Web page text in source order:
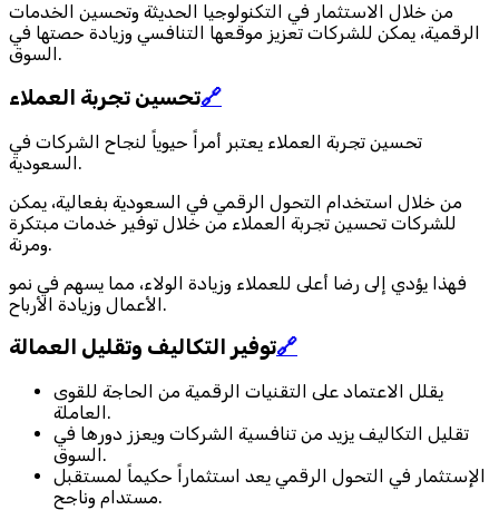
من خلال الاستثمار في التكنولوجيا الحديثة وتحسين الخدمات
الرقمية، يمكن للشركات تعزيز موقعها التنافسي وزيادة حصتها في
السوق.
تحسين تجربة العملاء🔗
تحسين تجربة العملاء يعتبر أمراً حيوياً لنجاح الشركات في
السعودية.
من خلال استخدام التحول الرقمي في السعودية بفعالية، يمكن
للشركات تحسين تجربة العملاء من خلال توفير خدمات مبتكرة
ومرنة.
فهذا يؤدي إلى رضا أعلى للعملاء وزيادة الولاء، مما يسهم في نمو
الأعمال وزيادة الأرباح.
توفير التكاليف وتقليل العمالة🔗
يقلل الاعتماد على التقنيات الرقمية من الحاجة للقوى
العاملة.
تقليل التكاليف يزيد من تنافسية الشركات ويعزز دورها في
السوق.
الإستثمار في التحول الرقمي يعد استثماراً حكيماً لمستقبل
مستدام وناجح.